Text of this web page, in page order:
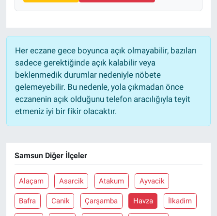
Her eczane gece boyunca açık olmayabilir, bazıları
sadece gerektiğinde açık kalabilir veya
beklenmedik durumlar nedeniyle nöbete
gelemeyebilir. Bu nedenle, yola çıkmadan önce
eczanenin açık olduğunu telefon aracılığıyla teyit
etmeniz iyi bir fikir olacaktır.
Samsun Diğer İlçeler
Alaçam Asarcik Atakum Ayvacik
Bafra Canik Çarşamba Havza İlkadim